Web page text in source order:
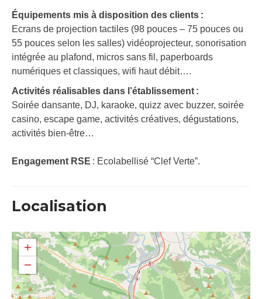
Équipements mis à disposition des clients :
Ecrans de projection tactiles (98 pouces – 75 pouces ou
55 pouces selon les salles) vidéoprojecteur, sonorisation
intégrée au plafond, micros sans fil, paperboards
numériques et classiques, wifi haut débit….
Activités réalisables dans l’établissement :
Soirée dansante, DJ, karaoke, quizz avec buzzer, soirée
casino, escape game, activités créatives, dégustations,
activités bien-être…
Engagement RSE : Ecolabellisé “Clef Verte”.
Localisation
+
−